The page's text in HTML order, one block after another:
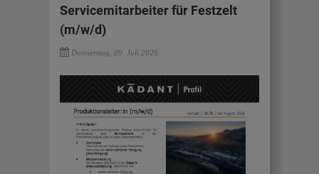
Servicemitarbeiter für Festzelt
(m/w/d)
Donnerstag, 09. Juli 2026